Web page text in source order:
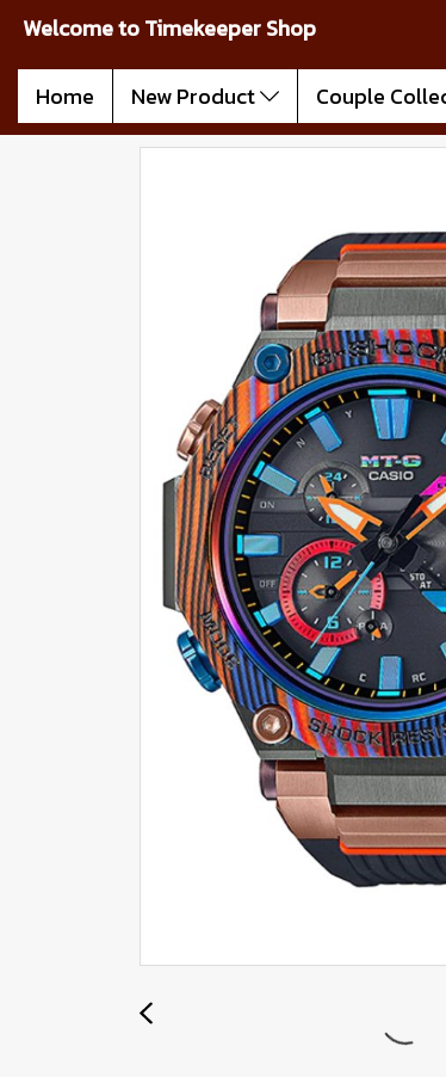
Welcome to Timekeeper Shop
Home New Product Couple